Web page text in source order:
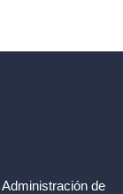
Administración de